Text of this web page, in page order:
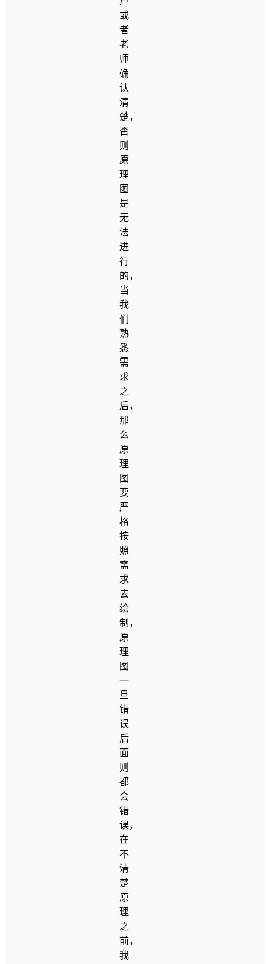
或
者
老
师
确
认
清
楚，
否
则
原
理
图
是
无
法
进
行
的，
当
我
们
熟
悉
需
求
之
后，
那
么
原
理
图
要
严
格
按
照
需
求
去
绘
制，
原
理
图
一
旦
错
误
后
面
则
都
会
错
误，
在
不
清
楚
原
理
之
前，
我